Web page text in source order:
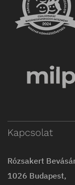
Kapcsolat
Rózsakert
1026 Budapest,